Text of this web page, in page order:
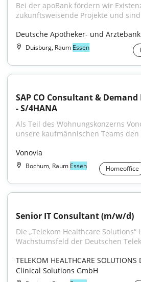
Bei der apoBank fördern wir
zukunftsweisende Projekte und
Deutsche Apotheker- und
Duisburg, Raum Essen
SAP CO Consultant &
- S/4HANA
Als Teil des Wohnungskonzerns
unsere kaufmännischen Teams
Vonovia
Bochum, Raum Essen Homeoffice
Senior IT Consultant (m/w/d)
Die „Telekom Healthcare
Wachstumsfeld der Deutschen
TELEKOM HEALTHCARE
Clinical Solutions GmbH